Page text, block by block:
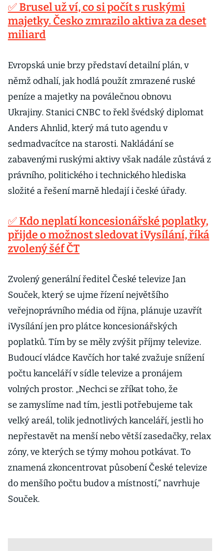
✅ Brusel už ví, co si počít s ruskými
majetky. Česko zmrazilo aktiva za deset
miliard
Evropská unie brzy představí detailní plán, v
němž odhalí, jak hodlá použít zmrazené ruské
peníze a majetky na poválečnou obnovu
Ukrajiny. Stanici CNBC to řekl švédský diplomat
Anders Ahnlid, který má tuto agendu v
sedmadvacítce na starosti. Nakládání se
zabavenými ruskými aktivy však nadále zůstává z
právního, politického i technického hlediska
složité a řešení marně hledají i české úřady.
✅ Kdo neplatí koncesionářské poplatky,
přijde o možnost sledovat iVysílání, říká
zvolený šéf ČT
Zvolený generální ředitel České televize Jan
Souček, který se ujme řízení největšího
veřejnoprávního média od října, plánuje uzavřít
iVysílání jen pro plátce koncesionářských
poplatků. Tím by se měly zvýšit příjmy televize.
Budoucí vládce Kavčích hor také zvažuje snížení
počtu kanceláří v sídle televize a pronájem
volných prostor. „Nechci se zříkat toho, že
se zamyslíme nad tím, jestli potřebujeme tak
velký areál, tolik jednotlivých kanceláří, jestli ho
nepřestavět na menší nebo větší zasedačky, relax
zóny, ve kterých se týmy mohou potkávat. To
znamená zkoncentrovat působení České televize
do menšího počtu budov a místností,“ navrhuje
Souček.